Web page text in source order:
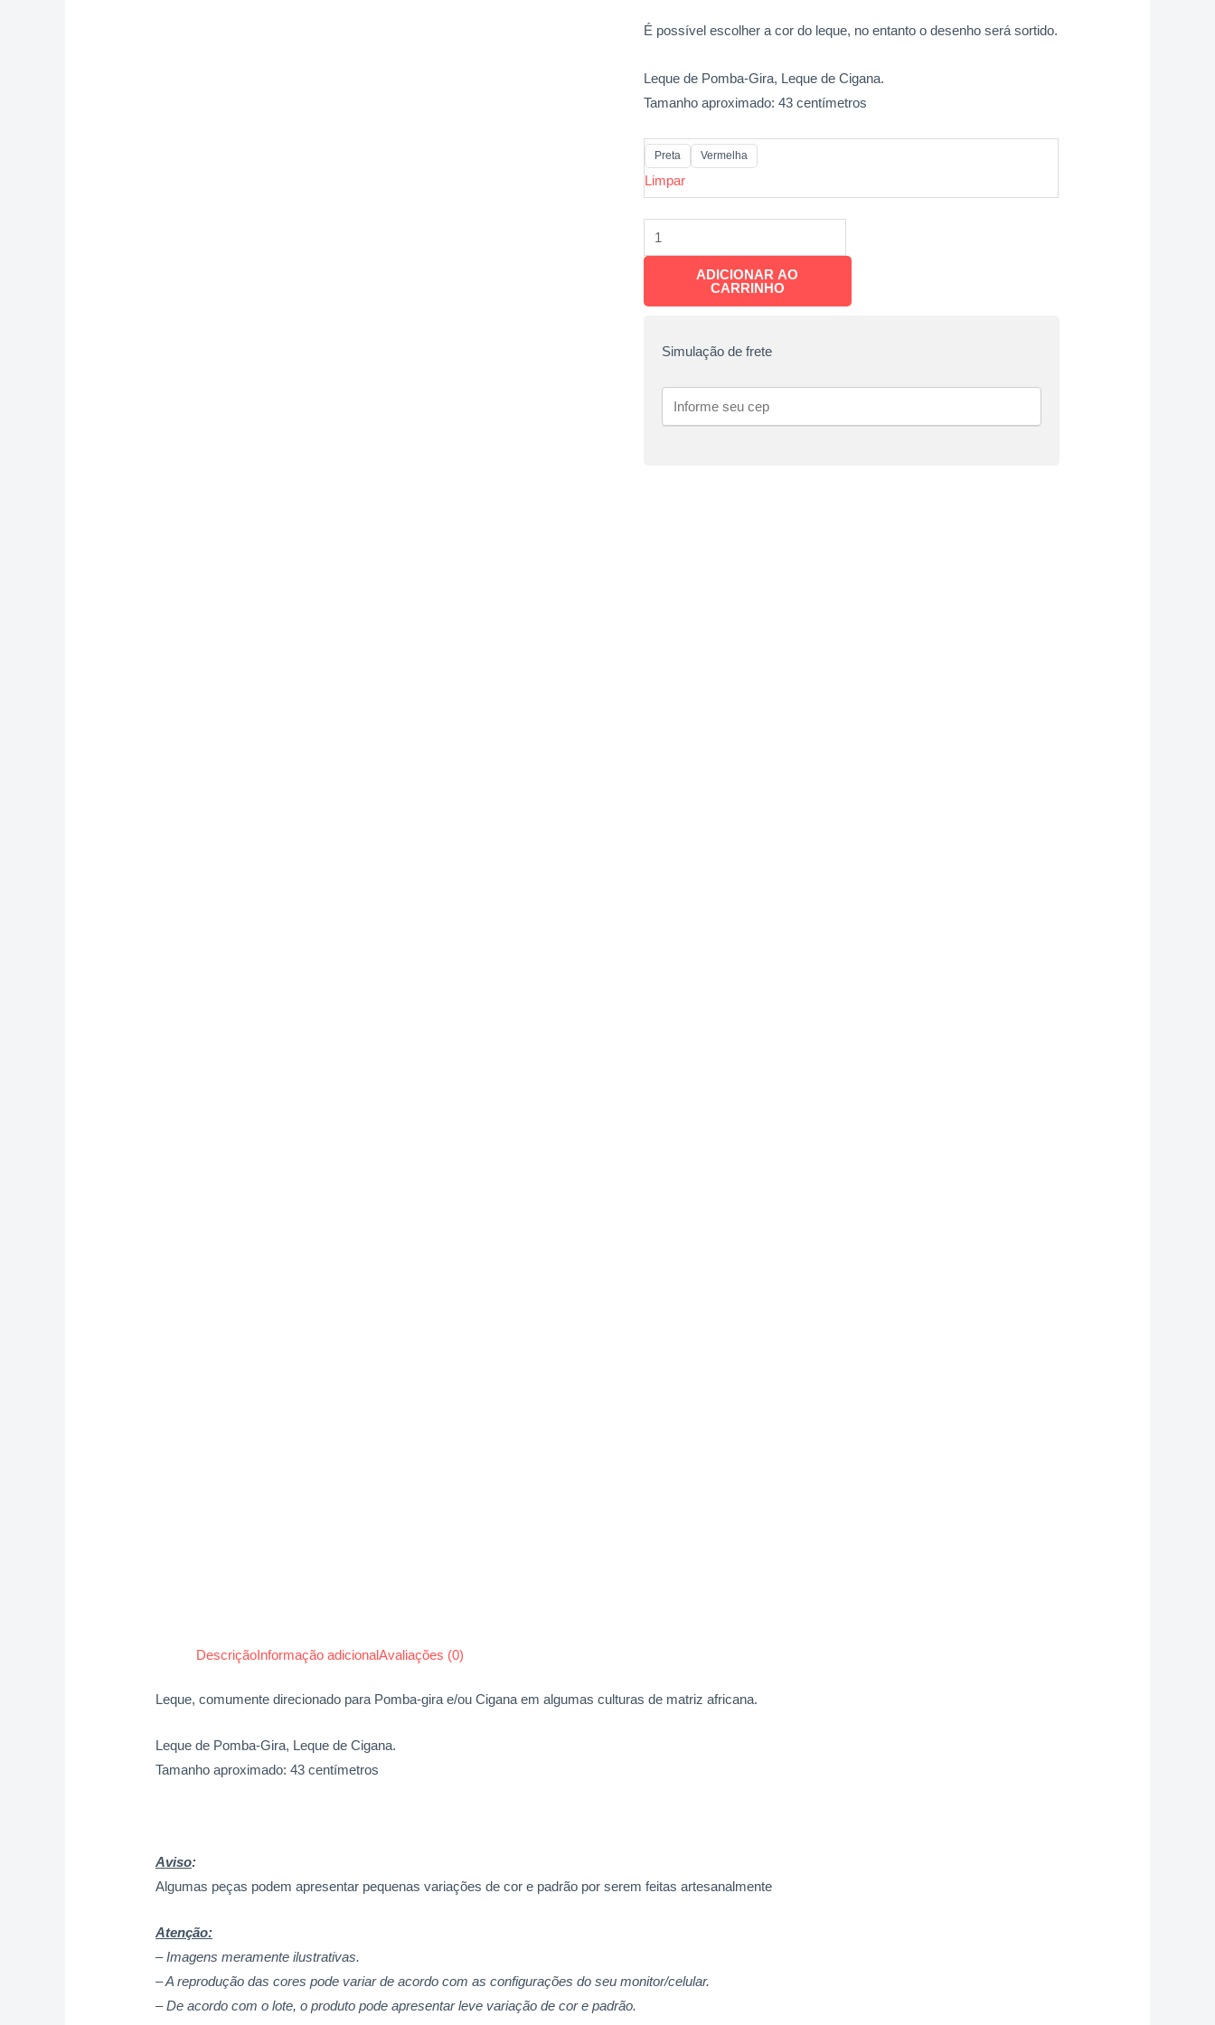
É possível escolher a cor do leque, no entanto o desenho será sortido.
Leque de Pomba-Gira, Leque de Cigana.
Tamanho aproximado: 43 centímetros
Preta Vermelha
Limpar
ADICIONAR AO
CARRINHO
Simulação de frete
DescriçãoInformação adicionalAvaliações (0)
Leque, comumente direcionado para Pomba-gira e/ou Cigana em algumas culturas de matriz africana.
Leque de Pomba-Gira, Leque de Cigana.
Tamanho aproximado: 43 centímetros
Aviso:
Algumas peças podem apresentar pequenas variações de cor e padrão por serem feitas artesanalmente
Atenção:
– Imagens meramente ilustrativas.
– A reprodução das cores pode variar de acordo com as configurações do seu monitor/celular.
– De acordo com o lote, o produto pode apresentar leve variação de cor e padrão.